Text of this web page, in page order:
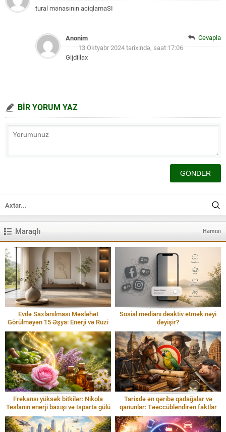
tural mənasının aciqlamaSI
Anonim
13 Oktyabr 2024 tarixində, saat 17:06
Gijdillax
Cevapla
BİR YORUM YAZ
Maraqlı Hamısı
Evdə Saxlanılması Məsləhət
Görülməyən 15 Əşya: Enerji və Ruzi
Sosial medianı deaktiv etmək nəyi
dəyişir?
Frekansı yüksək bitkilər: Nikola
Teslanın enerji baxışı və Isparta gülü
Tarixdə ən qəribə qadağalar və
qanunlar: Təəccübləndirən faktlar